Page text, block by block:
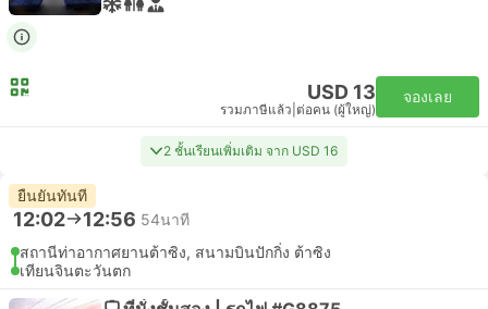
USD 13
รวมภาษีแล้ว ต่อคน (ผู้ใหญ่)
จองเลย
2 ชั้นเรียนเพิ่มเติม จาก USD 16
ยืนยันทันที
12:02 12:56 54นาที
สถานีท่าอากาศยานต้าซิง, สนามบินปักกิ่ง ต้าซิง
เทียนจินตะวันตก